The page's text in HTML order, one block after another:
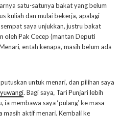
satu-satunya bakat yang belum
kuliah dan mulai bekerja, apalagi
saya unjukkan, justru bakat
oleh Pak Cecep (mantan Deputi
entah kenapa, masih belum ada
untuk menari, dan pilihan saya
. Bagi saya, Tari Punjari lebih
membawa saya ‘pulang’ ke masa
masih aktif menari. Kembali ke